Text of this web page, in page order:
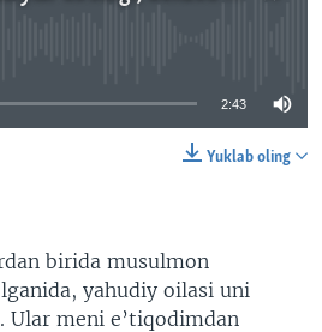
currently available
2:43
Yuklab oling
birida musulmon
yahudiy oilasi uni
meni e’tiqodimdan